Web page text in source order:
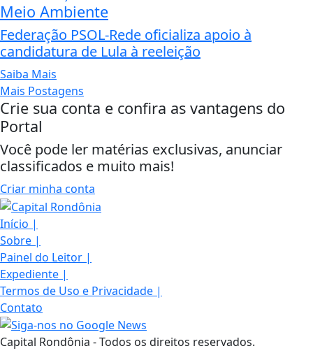
Meio Ambiente
Federação PSOL-Rede oficializa apoio à
candidatura de Lula à reeleição
Saiba Mais
Mais Postagens
Crie sua conta e confira as vantagens do
Portal
Você pode ler matérias exclusivas, anunciar
classificados e muito mais!
Criar minha conta
Início |
Sobre |
Painel do Leitor |
Expediente |
Termos de Uso e Privacidade |
Contato
Capital Rondônia - Todos os direitos reservados.